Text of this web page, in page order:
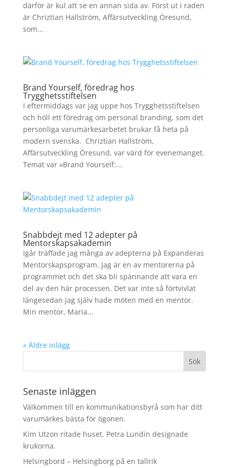
därför är kul att se en annan sida av. Först ut i raden
är Chriztian Hallström, Affärsutveckling Öresund,
som...
Brand Yourself, föredrag hos
Trygghetsstiftelsen
I eftermiddags var jag uppe hos Trygghetsstiftelsen
och höll ett föredrag om personal branding, som det
personliga varumärkesarbetet brukar få heta på
modern svenska. Chriztian Hallström,
Affärsutveckling Öresund, var värd för evenemanget.
Temat var »Brand Yourself:...
Snabbdejt med 12 adepter på
Mentorskapsakademin
Igår träffade jag många av adepterna på Expanderas
Mentorskapsprogram. Jag är en av mentorerna på
programmet och det ska bli spännande att vara en
del av den här processen. Det var inte så förtvivlat
längesedan jag själv hade möten med en mentor.
Min mentor, Maria...
« Äldre inlägg
Senaste inläggen
Välkommen till en kommunikationsbyrå som har ditt
varumärkes bästa för ögonen.
Kim Utzon ritade huset. Petra Lundin designade
krukorna.
Helsingbord – Helsingborg på en tallrik